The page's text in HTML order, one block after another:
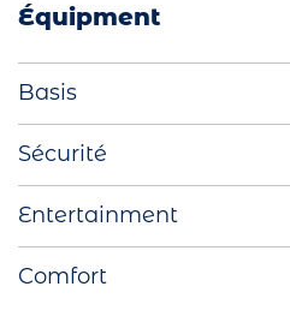
Équipment
Basis
Fonction Start-Stop
Rétroviseurs extérieurs
électriquement
Sécurité
Assistant anti
Entertainment
Comfort